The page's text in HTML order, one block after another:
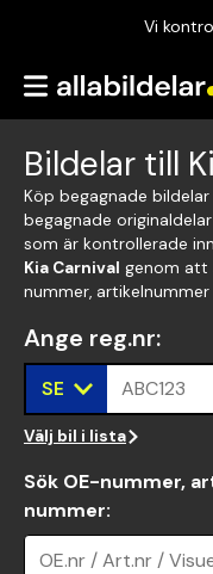
Vi
Bildelar till
Köp begagnade
begagnade originaldelar
som är kontrollerade
Kia Carnival genom att
nummer,
Ange reg.nr:
SE ABC123
Välj bil i lista
Sök OE-nummer,
nummer:
OE.nr / Art.nr /